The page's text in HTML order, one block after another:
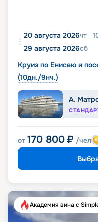
20 августа 2026чт
29 августа 2026сб
Круиз по Енисею и
(10дн./9нч.)
А.
от 170 800 ₽ /чел
Академия вина с